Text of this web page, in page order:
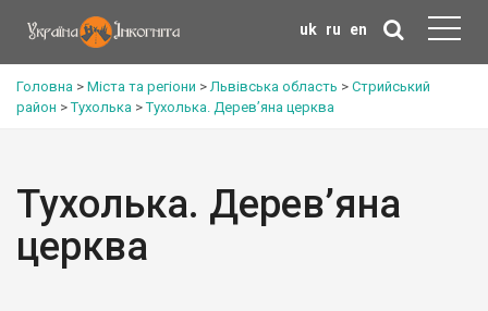
uk ru en
Головна > Міста та регіони >Львівська область > Стрийський
район >Тухолька >Тухолька. Дерев’яна церква
Тухолька. Дерев’яна
церква